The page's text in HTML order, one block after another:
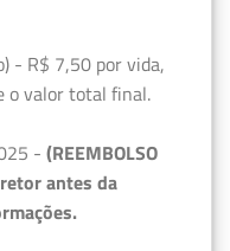
- R$ 7,50 por vida,
o valor total final.
- (REEMBOLSO
antes da